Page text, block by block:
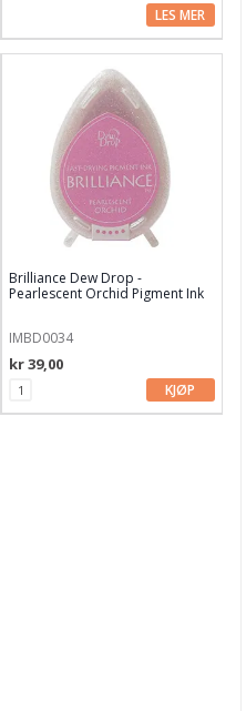
LES MER
Brilliance Dew Drop -
Pearlescent Orchid Pigment Ink
IMBD0034
kr 39,00
KJØP